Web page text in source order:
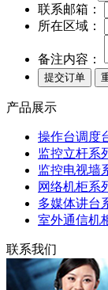
联系邮箱：
所在区域：
备注内容：
产品展示
操作台调度
监控立杆系
监控电视墙
网络机柜系
多媒体讲台
室外通信机
联系我们